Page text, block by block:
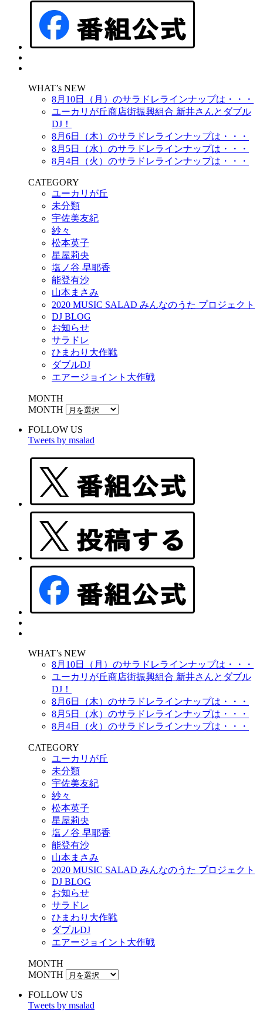
WHAT’s NEW
8月10日（月）のサラドレラインナップは・・・
ユーカリが丘商店街振興組合 新井さんとダブル
DJ！
8月6日（木）のサラドレラインナップは・・・
8月5日（水）のサラドレラインナップは・・・
8月4日（火）のサラドレラインナップは・・・
CATEGORY
ユーカリが丘
未分類
宇佐美友紀
紗々
松本英子
星屋莉央
塩ノ谷 早耶香
能登有沙
山本まさみ
2020 MUSIC SALAD みんなのうた プロジェクト
DJ BLOG
お知らせ
サラドレ
ひまわり大作戦
ダブルDJ
エアージョイント大作戦
MONTH
MONTH
FOLLOW US
Tweets by msalad
WHAT’s NEW
8月10日（月）のサラドレラインナップは・・・
ユーカリが丘商店街振興組合 新井さんとダブル
DJ！
8月6日（木）のサラドレラインナップは・・・
8月5日（水）のサラドレラインナップは・・・
8月4日（火）のサラドレラインナップは・・・
CATEGORY
ユーカリが丘
未分類
宇佐美友紀
紗々
松本英子
星屋莉央
塩ノ谷 早耶香
能登有沙
山本まさみ
2020 MUSIC SALAD みんなのうた プロジェクト
DJ BLOG
お知らせ
サラドレ
ひまわり大作戦
ダブルDJ
エアージョイント大作戦
MONTH
MONTH
FOLLOW US
Tweets by msalad